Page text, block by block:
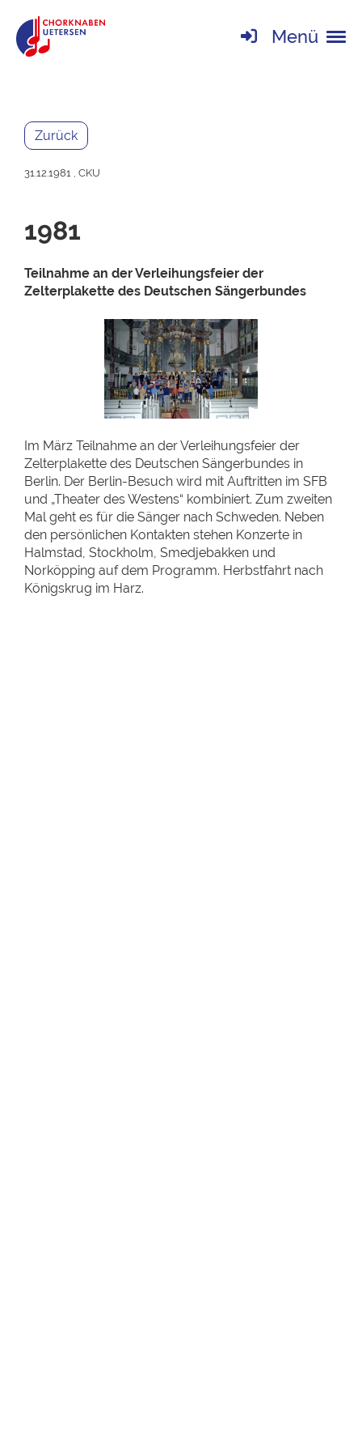
Menü
Zurück
31.12.1981 , CKU
1981
Teilnahme an der Verleihungsfeier der
Zelterplakette des Deutschen Sängerbundes
Im März Teilnahme an der Verleihungsfeier der
Zelterplakette des Deutschen Sängerbundes in
Berlin. Der Berlin-Besuch wird mit Auftritten im SFB
und „Theater des Westens“ kombiniert. Zum zweiten
Mal geht es für die Sänger nach Schweden. Neben
den persönlichen Kontakten stehen Konzerte in
Halmstad, Stockholm, Smedjebakken und
Norköpping auf dem Programm. Herbstfahrt nach
Königskrug im Harz.